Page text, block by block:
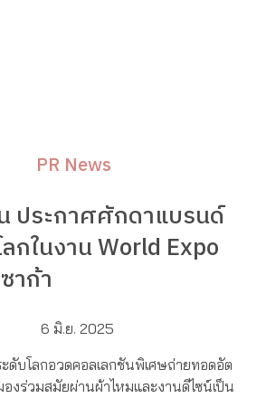
PR News
ประกาศศักดาแบรนด์
กในงาน World Expo
าก้า
6 มิ.ย. 2025
ดับโลกอวดคอลเลกชันพิเศษถ่ายทอดอัต
งร่วมสมัยผ่านผ้าไหมและงานดีไซน์เป็น